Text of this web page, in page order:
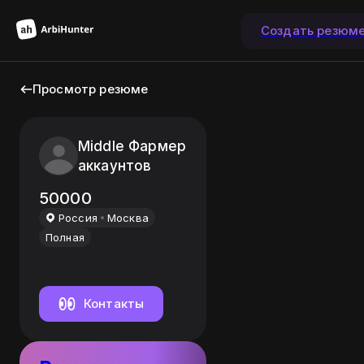
Создать
Просмотр резюме
Middle Фармер
аккаунтов
50000
Россия
Москва
Полная
Контакты